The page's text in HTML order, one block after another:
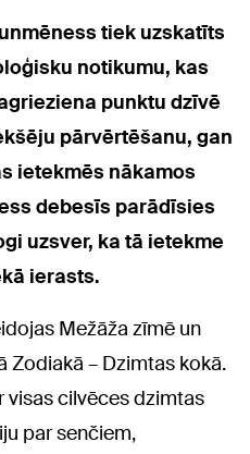
tiek uzskatīts
notikumu, kas
punktu dzīvē
pārvērtēšanu, gan
ietekmēs nākamos
debesīs parādīsies
uzsver, ka tā ietekme
ierasts.
Mežāža zīmē un
Zodiakā – Dzimtas kokā.
visas cilvēces dzimtas
par senčiem,